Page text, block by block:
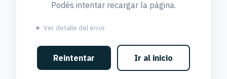
Podés intentar recargar la página.
Ver detalle del error
Reintentar Ir al inicio